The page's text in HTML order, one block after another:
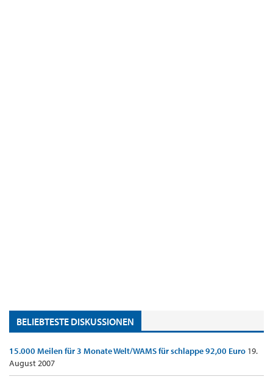
BELIEBTESTE DISKUSSIONEN
15.000 Meilen für 3 Monate Welt/WAMS für schlappe 92,00 Euro 19.
August 2007